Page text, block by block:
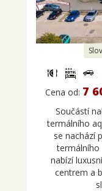
Cena od: 7
Součástí
termálního
se nachází
termálního
nabízí
centrem a